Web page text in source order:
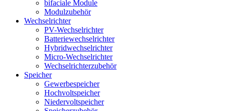
bifaciale Module
Modulzubehör
Wechselrichter
PV-Wechselrichter
Batteriewechselrichter
Hybridwechselrichter
Micro-Wechselrichter
Wechselrichterzubehör
Speicher
Gewerbespeicher
Hochvoltspeicher
Niedervoltspeicher